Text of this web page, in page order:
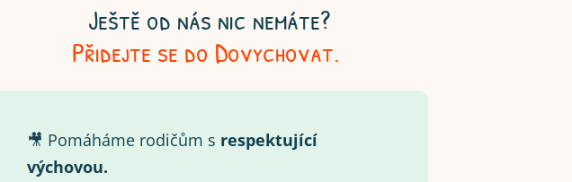
Ještě od nás nic nemáte?
Přidejte se do Dovychovat.
🎥 Pomáháme rodičům s respektující
výchovou.